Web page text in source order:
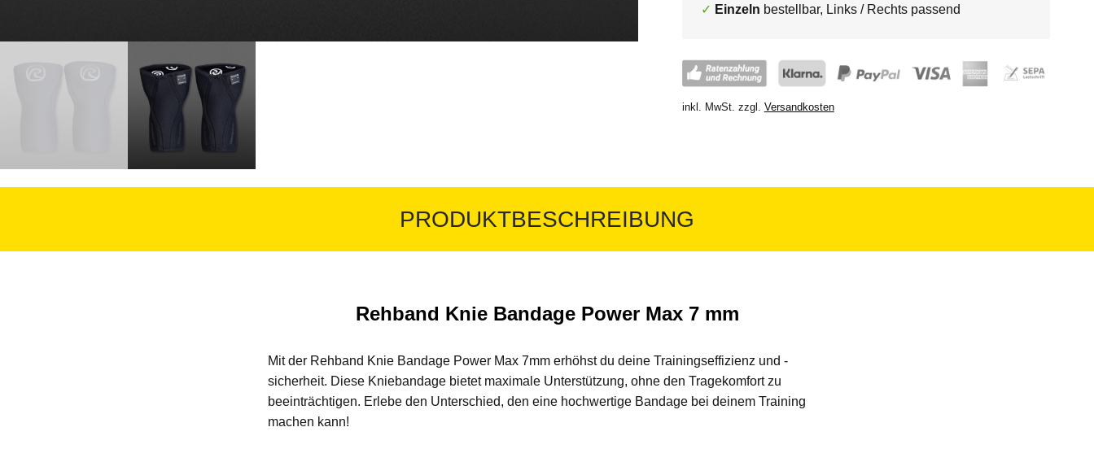
Einzeln bestellbar, Links / Rechts passend
inkl. MwSt. zzgl. Versandkosten
PRODUKTBESCHREIBUNG
Rehband Knie Bandage Power Max 7 mm
Mit der Rehband Knie Bandage Power Max 7mm erhöhst du deine Trainingseffizienz und -
sicherheit. Diese Kniebandage bietet maximale Unterstützung, ohne den Tragekomfort zu
beeinträchtigen. Erlebe den Unterschied, den eine hochwertige Bandage bei deinem Training
machen kann!